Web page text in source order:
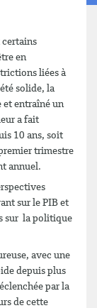
certains
en
liées à
solide, la
entraîné un
a fait
10 ans, soit
trimestre
annuel.
sur le PIB et
sur la politique
avec une
depuis plus
par la
de cette